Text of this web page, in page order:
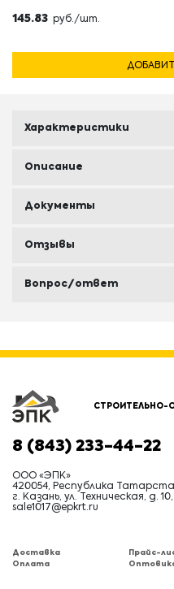
145.83 руб./шт.
Характеристики
Описание
Документы
Отзывы
Вопрос/ответ
СТРОИТЕЛЬНО-
8 (843) 233-44-22
ООО «ЭПК»
420054, Республика
г. Казань, ул. Техническая, д. 10,
sale1017@epkrt.ru
Доставка
Оплата
Прайс-